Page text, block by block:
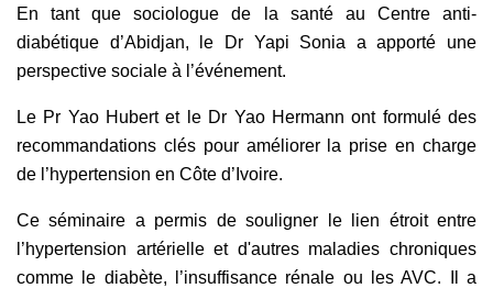
En tant que sociologue de la santé au Centre anti-
diabétique d’Abidjan, le Dr Yapi Sonia a apporté une
perspective sociale à l’événement.
Le Pr Yao Hubert et le Dr Yao Hermann ont formulé des
recommandations clés pour améliorer la prise en charge
de l’hypertension en Côte d’Ivoire.
Ce séminaire a permis de souligner le lien étroit entre
l’hypertension artérielle et d'autres maladies chroniques
comme le diabète, l’insuffisance rénale ou les AVC. Il a